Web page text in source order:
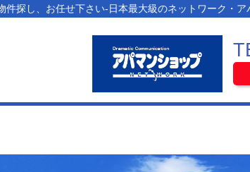
探し、お任せ下さい-日本最大級のネットワーク・